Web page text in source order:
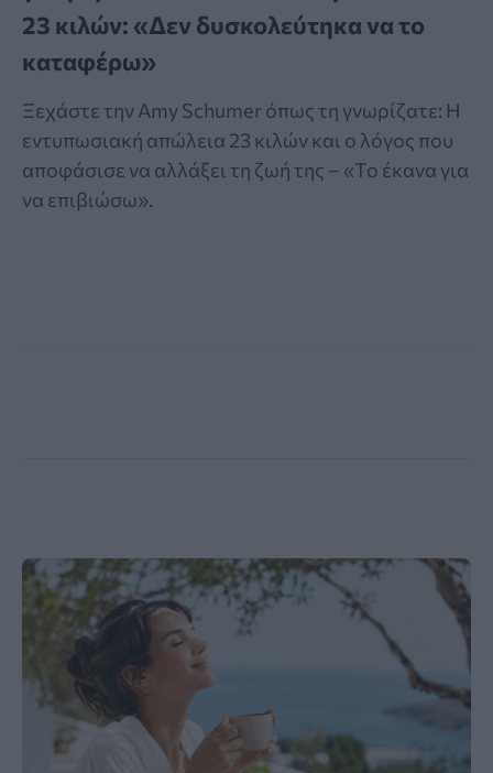
23 κιλών: «Δεν δυσκολεύτηκα να το
καταφέρω»
Ξεχάστε την Amy Schumer όπως τη γνωρίζατε: Η
εντυπωσιακή απώλεια 23 κιλών και ο λόγος που
αποφάσισε να αλλάξει τη ζωή της – «Το έκανα για
να επιβιώσω».